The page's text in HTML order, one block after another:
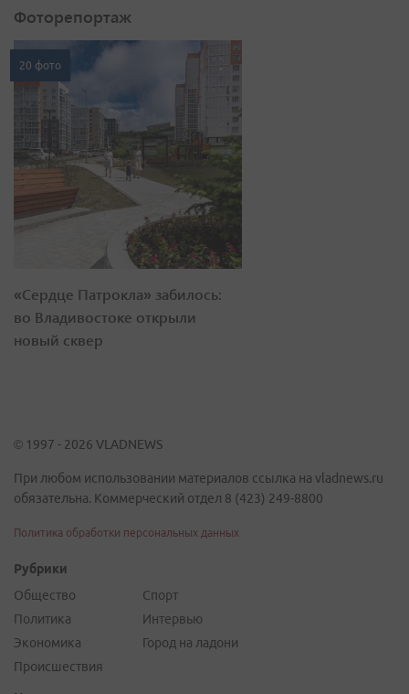
Фоторепортаж
20 фото
«Сердце Патрокла» забилось:
во Владивостоке открыли
новый сквер
© 1997 - 2026 VLADNEWS
При любом использовании материалов ссылка на vladnews.ru
обязательна. Коммерческий отдел 8 (423) 249-8800
Политика обработки персональных данных
Рубрики
Общество
Политика
Экономика
Происшествия
Спорт
Интервью
Город на ладони